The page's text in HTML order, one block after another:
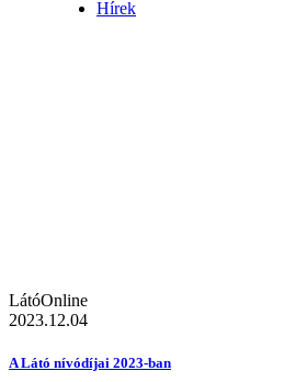
Hírek
LátóOnline
2023.12.04
A Látó nívódíjai 2023-ban